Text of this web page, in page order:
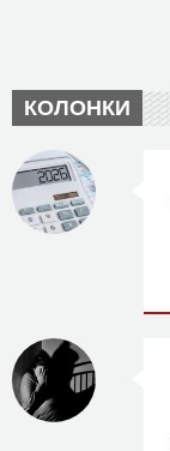
КОЛОНКИ